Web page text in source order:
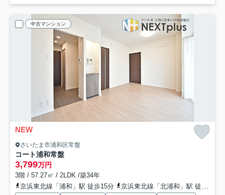
中古マンション
NEW
さいたま市浦和区常盤
コート浦和常盤
3,799万円
3階 / 57.27㎡ / 2LDK /築34年
京浜東北線「浦和」駅 徒歩15分
京浜東北線「北浦和」駅 徒歩17分